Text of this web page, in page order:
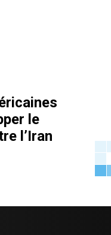
le
l’Iran